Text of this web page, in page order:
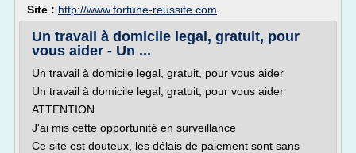
Site : http://www.fortune-reussite.com
Un travail à domicile legal, gratuit, pour
vous aider - Un ...
Un travail à domicile legal, gratuit, pour vous aider
Un travail à domicile legal, gratuit, pour vous aider
ATTENTION
J'ai mis cette opportunité en surveillance
Ce site est douteux, les délais de paiement sont sans